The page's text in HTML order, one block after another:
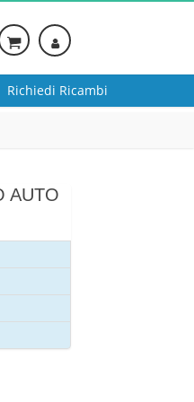
Richiedi Ricambi
AUTO